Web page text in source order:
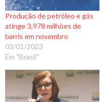
Produção de petróleo e gás
atinge 3,978 milhões de
barris em novembro
03/01/2023
Em "Brasil"